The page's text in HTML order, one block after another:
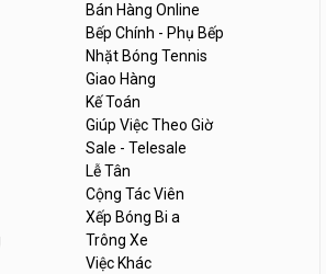
Bán Hàng Online
Bếp Chính - Phụ Bếp
Nhặt Bóng Tennis
Giao Hàng
Kế Toán
Giúp Việc Theo Giờ
Sale - Telesale
Lễ Tân
Cộng Tác Viên
Xếp Bóng Bi a
Trông Xe
Việc Khác